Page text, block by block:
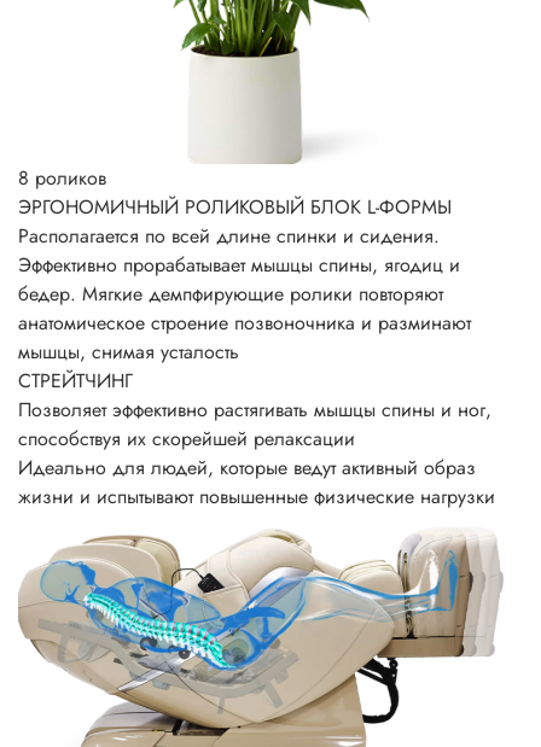
8 роликов
ЭРГОНОМИЧНЫЙ РОЛИКОВЫЙ БЛОК L-ФОРМЫ
Располагается по всей длине спинки и сидения.
Эффективно прорабатывает мышцы спины, ягодиц и
бедер. Мягкие демпфирующие ролики повторяют
анатомическое строение позвоночника и разминают
мышцы, снимая усталость
СТРЕЙТЧИНГ
Позволяет эффективно растягивать мышцы спины и ног,
способствуя их скорейшей релаксации
Идеально для людей, которые ведут активный образ
жизни и испытывают повышенные физические нагрузки